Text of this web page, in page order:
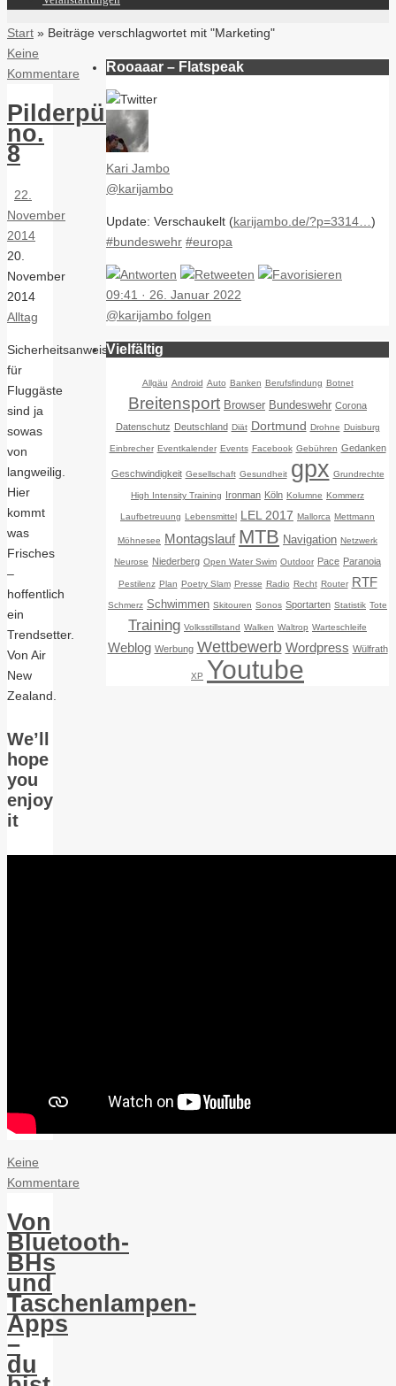
Start » Beiträge verschlagwortet mit "Marketing"
Keine
Kommentare
Pilderpücher
no.
8
22.
November
2014
20.
November
2014
Alltag
Sicherheitsanweisungen
für
Fluggäste
sind ja
sowas
von
langweilig.
Hier
kommt
was
Frisches
–
hoffentlich
ein
Trendsetter.
Von Air
New
Zealand.
We’ll
hope
you
enjoy
it
Keine
Kommentare
Von
Bluetooth-
BHs
und
Taschenlampen-
Apps
–
du
Rooaaar – Flatspeak
Kari Jambo
@karijambo
Update: Verschaukelt (karijambo.de/?p=3314… )
#bundeswehr #europa
09:41 · 26. Januar 2022
@karijambo folgen
Vielfältig
Allgäu Android Auto Banken Berufsfindung Botnet
Breitensport Browser Bundeswehr Corona
Datenschutz Deutschland Diät Dortmund Drohne Duisburg
Einbrecher Eventkalender Events Facebook Gebühren Gedanken
Geschwindigkeit Gesellschaft Gesundheit gpx Grundrechte
High Intensity Training Ironman Köln Kolumne Kommerz
Laufbetreuung Lebensmittel LEL 2017 Mallorca Mettmann
Möhnesee Montagslauf MTB Navigation Netzwerk
Neurose Niederberg Open Water Swim Outdoor Pace Paranoia
Pestilenz Plan Poetry Slam Presse Radio Recht Router RTF
Schmerz Schwimmen Skitouren Sonos Sportarten Statistik Tote
Training Volksstillstand Walken Waltrop Warteschleife
Weblog Werbung Wettbewerb Wordpress Wülfrath
XP Youtube